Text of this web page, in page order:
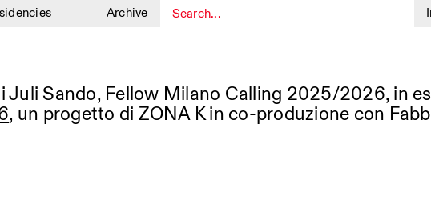
Archive
Juli Sando, Fellow Milano Calling 2025/2026, in
, un progetto di ZONA K in co-produzione con